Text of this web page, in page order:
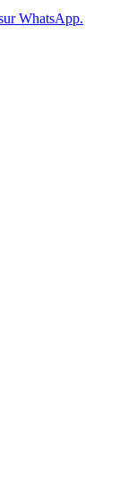
WhatsApp.